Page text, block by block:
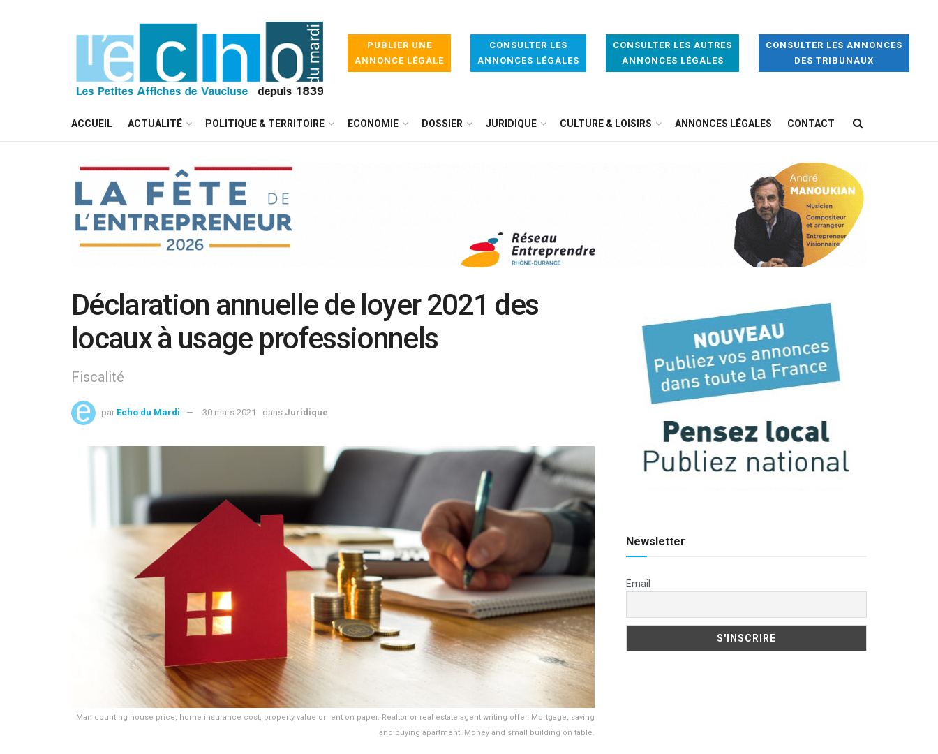
PUBLIER UNE
ANNONCE LÉGALE
CONSULTER LES
ANNONCES LÉGALES
CONSULTER LES AUTRES
ANNONCES LÉGALES
CONSULTER LES ANNONCES
DES TRIBUNAUX
ACCUEIL ACTUALITÉ POLITIQUE & TERRITOIRE ECONOMIE DOSSIER JURIDIQUE CULTURE & LOISIRS ANNONCES LÉGALES CONTACT
Déclaration annuelle de loyer 2021 des
locaux à usage professionnels
Fiscalité
par Echo du Mardi 30 mars 2021 dans Juridique
Man counting house price, home insurance cost, property value or rent on paper. Realtor or real estate agent writing offer. Mortgage, saving
and buying apartment. Money and small building on table.
Newsletter
Email